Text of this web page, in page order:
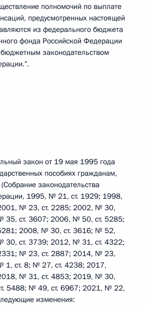
полномочий по выплате
предусмотренных настоящей
из федерального бюджета
фонда Российской Федерации
бюджетным законодательством
закон от 19 мая 1995 года
пособиях гражданам,
законодательства
1995, № 21, ст. 1929; 1998,
№ 23, ст. 2285; 2002, № 30,
35, ст. 3607; 2006, № 50, ст. 5285;
2008, № 30, ст. 3616; № 52,
30, ст. 3739; 2012, № 31, ст. 4322;
№ 23, ст. 2887; 2014, № 23,
1, ст. 8; № 27, ст. 4238; 2017,
№ 31, ст. 4853; 2019, № 30,
5488; № 49, ст. 6967; 2021, № 22,
изменения: